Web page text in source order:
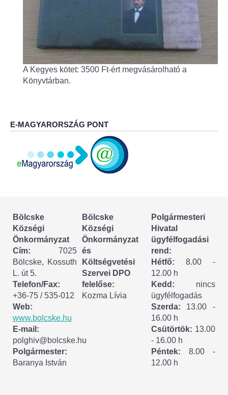
Alapszolgáltatási Központ
Kultúra
IKSZT - Integrált Közösségi és Szolgáltató Tér
Könyvtár
Rákóczi Mozi
ESEMÉNYEK
TESTVÉRTELEPÜLÉSÜNK:
CSÍKSZÉPVÍZ
VÁLASZTÁSI INFORMÁCIÓK
Választási szervek
Választási ügyintézés
2024. évi általános választások
A Kegyes kötet: 3500 Ft-ért megvásárolható a
Könyvtárban.
E-MAGYARORSZÁG PONT
Bölcske
Községi
Önkormányzat
Cím: 7025
Bölcske, Kossuth
L. út 5.
Telefon/Fax:
+36-75 / 535-012
Web:
www.bolcske.hu
E-mail:
polghiv@bolcske.hu
Polgármester:
Baranya István
Bölcske
Községi
Önkormányzat
és
Költségvetési
Szervei DPO
felelőse:
Kozma Lívia
Polgármesteri
Hivatal
ügyfélfogadási
rend:
Hétfő: 8.00 -
12.00 h
Kedd: nincs
ügyfélfogadás
Szerda: 13.00 -
16.00 h
Csütörtök: 13.00
- 16.00 h
Péntek: 8.00 -
12.00 h